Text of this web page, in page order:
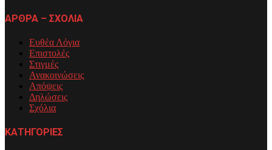
ΑΡΘΡΑ – ΣΧΟΛΙΑ
Ευθέα Λόγια
Επιστολές
Στιγμές
Ανακοινώσεις
Απόψεις
Δηλώσεις
Σχόλια
ΚΑΤΗΓΟΡΙΕΣ